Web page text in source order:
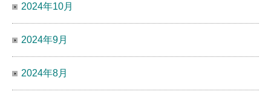
2024年10月
2024年9月
2024年8月